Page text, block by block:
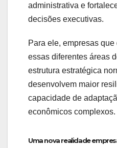
administrativa e
decisões executivas.
Para ele, empresas
essas diferentes áreas
estrutura estratégica
desenvolvem maior
capacidade de
econômicos complexos.
Uma nova realidade